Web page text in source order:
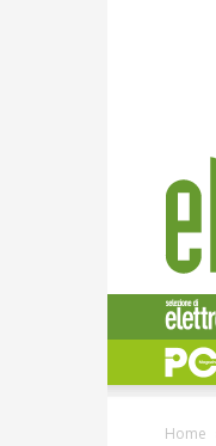
News
Home